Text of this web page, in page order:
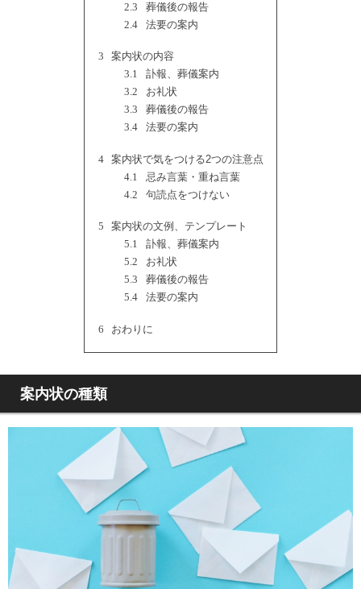
2.3 葬儀後の報告
2.4 法要の案内
3 案内状の内容
3.1 訃報、葬儀案内
3.2 お礼状
3.3 葬儀後の報告
3.4 法要の案内
4 案内状で気をつける2つの注意点
4.1 忌み言葉・重ね言葉
4.2 句読点をつけない
5 案内状の文例、テンプレート
5.1 訃報、葬儀案内
5.2 お礼状
5.3 葬儀後の報告
5.4 法要の案内
6 おわりに
案内状の種類